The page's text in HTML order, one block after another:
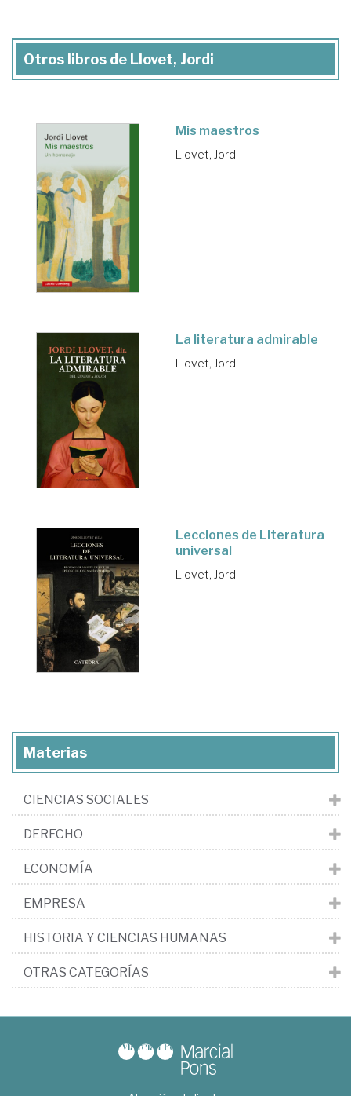
Otros libros de Llovet, Jordi
Mis maestros
Llovet, Jordi
La literatura admirable
Llovet, Jordi
Lecciones de Literatura
universal
Llovet, Jordi
Materias
CIENCIAS SOCIALES
DERECHO
ECONOMÍA
EMPRESA
HISTORIA Y CIENCIAS HUMANAS
OTRAS CATEGORÍAS